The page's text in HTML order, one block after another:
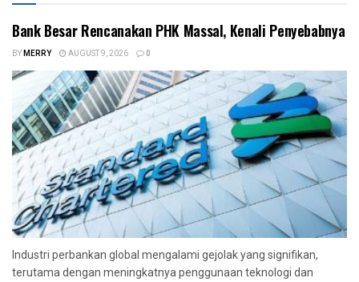
Bank Besar Rencanakan PHK Massal, Kenali Penyebabnya
BYMERRY AUGUST 9, 2026 0
Industri perbankan global mengalami gejolak yang signifikan,
terutama dengan meningkatnya penggunaan teknologi dan